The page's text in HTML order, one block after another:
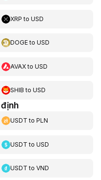
XRP toUSD
DOGEtoUSD
AVAXtoUSD
SHIB toUSD
USDT toPLN
USDT toUSD
USDT toVND